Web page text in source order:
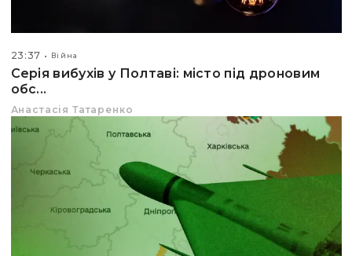
23:37 Війна
Серія вибухів у Полтаві: місто під дроновим
обс...
Анастасія Татаренко